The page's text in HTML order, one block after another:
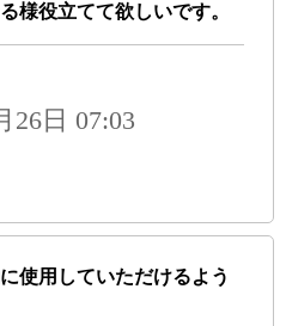
様役立てて欲しいです。
26日 07:03
使用していただけるよう